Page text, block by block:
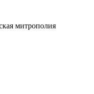
митрополия